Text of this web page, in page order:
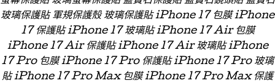
玻璃保護貼 軍規保護殼 玻璃保護貼 iPhone 17 包膜 iPhone
17 保護貼 iPhone 17 玻璃貼 iPhone 17 Air 包膜
iPhone 17 Air 保護貼 iPhone 17 Air 玻璃貼 iPhone
17 Pro 包膜 iPhone 17 Pro 保護貼 iPhone 17 Pro 玻璃
貼 iPhone 17 Pro Max 包膜 iPhone 17 Pro Max 保護